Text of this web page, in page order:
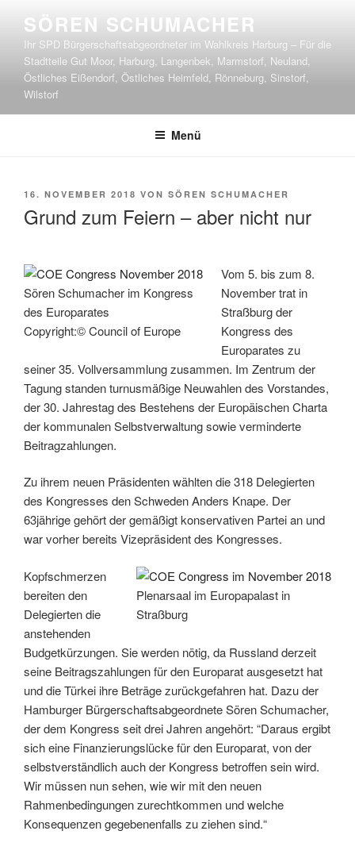
Inhalt
springen
SÖREN SCHUMACHER
Ihr SPD Bürgerschaftsabgeordneter im Wahlkreis Harburg – Für die
Stadtteile Gut Moor, Harburg, Langenbek, Marmstorf, Neuland,
Östliches Eißendorf, Östliches Heimfeld, Rönneburg, Sinstorf,
Wilstorf
Menü
VERÖFFENTLICHT
16. NOVEMBER 2018 VON SÖREN SCHUMACHER
Grund zum Feiern – aber nicht nur
Sören Schumacher im Kongress
des Europarates
Copyright:© Council of Europe
Vom 5. bis zum 8.
November trat in
Straßburg der
Kongress des
Europarates zu
seiner 35. Vollversammlung zusammen. Im Zentrum der
Tagung standen turnusmäßige Neuwahlen des Vorstandes,
der 30. Jahrestag des Bestehens der Europäischen Charta
der kommunalen Selbstverwaltung sowie verminderte
Beitragzahlungen.
Zu ihrem neuen Präsidenten wählten die 318 Delegierten
des Kongresses den Schweden Anders Knape. Der
63jährige gehört der gemäßigt konservativen Partei an und
war vorher bereits Vizepräsident des Kongresses.
Plenarsaal im Europapalast in
Straßburg
Kopfschmerzen
bereiten den
Delegierten die
anstehenden
Budgetkürzungen. Sie werden nötig, da Russland derzeit
seine Beitragszahlungen für den Europarat ausgesetzt hat
und die Türkei ihre Beträge zurückgefahren hat. Dazu der
Hamburger Bürgerschaftsabgeordnete Sören Schumacher,
der dem Kongress seit drei Jahren angehört: “Daraus ergibt
sich eine Finanzierungslücke für den Europarat, von der
selbstverständlich auch der Kongress betroffen sein wird.
Wir müssen nun sehen, wie wir mit den neuen
Rahmenbedingungen zurechtkommen und welche
Konsequenzen gegebenenfalls zu ziehen sind.“